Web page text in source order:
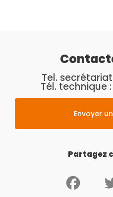
Tel.
Tél. technique :
Envoyer
Partagez